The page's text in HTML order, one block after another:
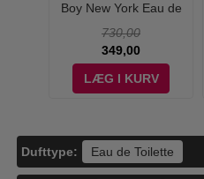
Boy New York Eau de
730,00
349,00
LÆG I KURV
Dufttype: Eau de Toilette